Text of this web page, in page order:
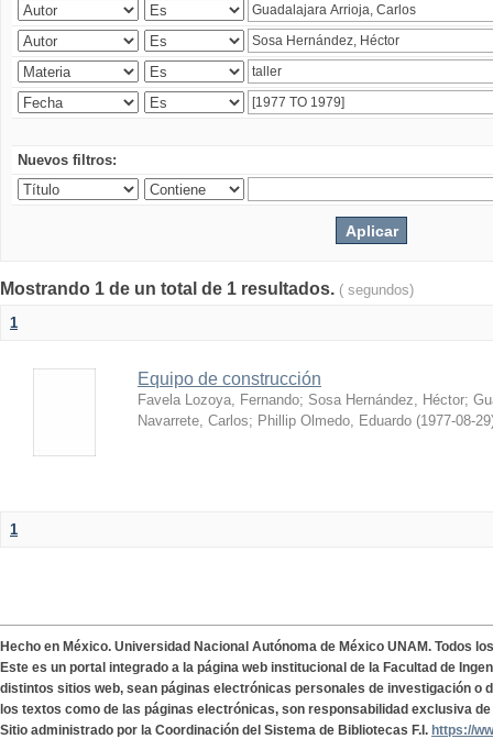
Nuevos filtros:
Mostrando 1 de un total de 1 resultados. ( segundos)
1
Equipo de construcción
Favela Lozoya, Fernando; Sosa Hernández, Héctor;
Navarrete, Carlos; Phillip Olmedo, Eduardo (1977-08-29
1
Hecho en México. Universidad Nacional Autónoma de México UNAM. Todos
Este es un portal integrado a la página web institucional de la Facultad de
distintos sitios web, sean páginas electrónicas personales de investigación o
los textos como de las páginas electrónicas, son responsabilidad exclusiva
Sitio administrado por la Coordinación del Sistema de Bibliotecas F.I. https://